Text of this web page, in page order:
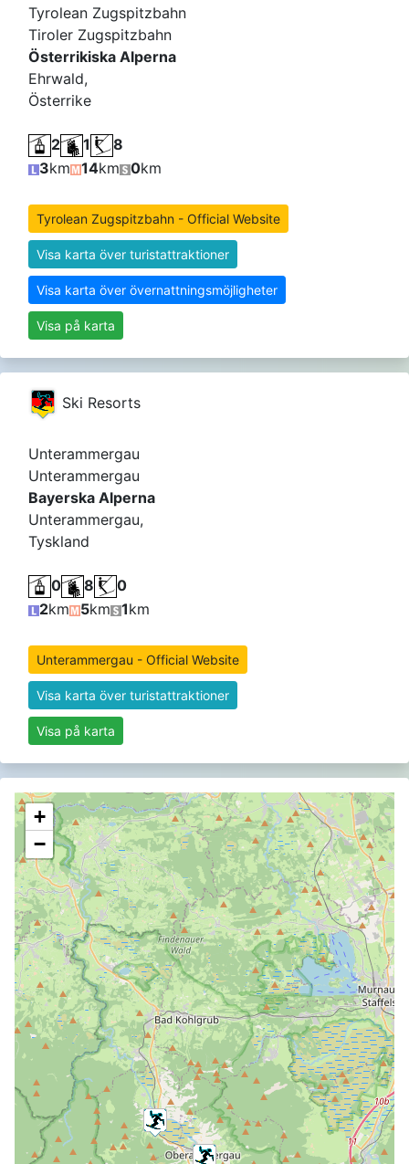
Tyrolean Zugspitzbahn
Tiroler Zugspitzbahn
Österrikiska Alperna
Ehrwald,
Österrike
2 1
8
3km 14km 0km
Tyrolean Zugspitzbahn - Official Website
Visa karta över turistattraktioner
Visa karta över övernattningsmöjligheter
Visa på karta
Ski Resorts
Unterammergau
Unterammergau
Bayerska Alperna
Unterammergau,
Tyskland
0 8
0
2km 5km 1km
Unterammergau - Official Website
Visa karta över turistattraktioner
Visa på karta
+
−